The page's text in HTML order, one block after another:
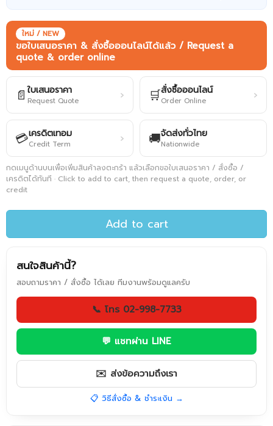
ใหม่ / NEW
ขอใบเสนอราคา & สั่งซื้อออนไลน์ได้แล้ว / Request a
quote & order online
📄 ใบเสนอราคา
Request Quote › 🛒สั่งซื้อออนไลน์
Order Online ›
💳เครดิตเทอม
Credit Term › 🚚จัดส่งทั่วไทย
Nationwide
กดเมนูด้านบนเพื่อเพิ่มสินค้าลงตะกร้า แล้วเลือกขอใบเสนอราคา / สั่งซื้อ /
เครดิตได้ทันที · Click to add to cart, then request a quote, order, or
credit
Add to cart
สนใจสินค้านี้?
สอบถามราคา / สั่งซื้อ ได้เลย ทีมงานพร้อมดูแลครับ
📞 โทร 02-998-7733
💬 แชทผ่าน LINE
✉️ ส่งข้อความถึงเรา
📋 วิธีสั่งซื้อ & ชำระเงิน →